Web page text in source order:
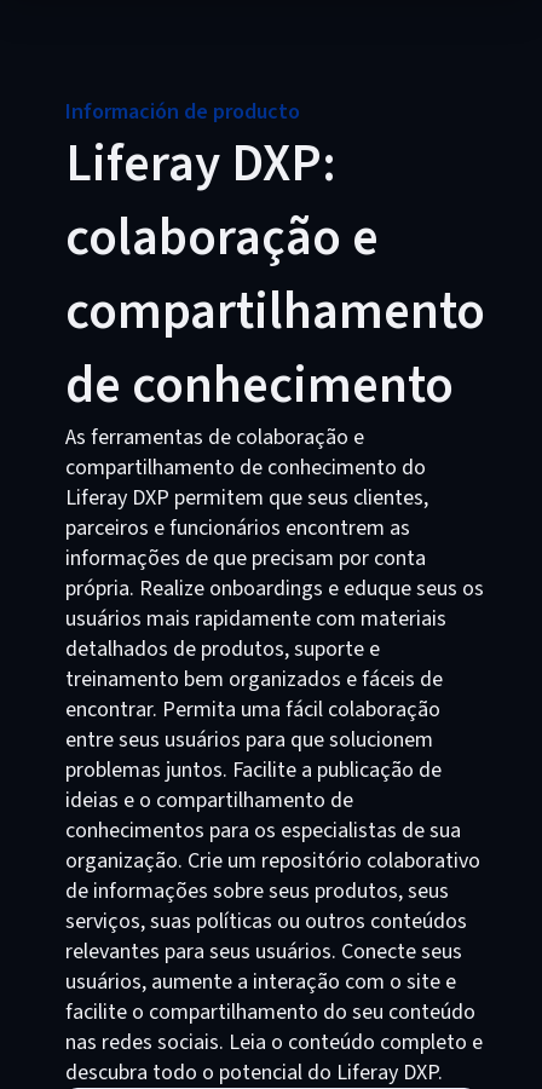
Información de producto
Liferay DXP:
colaboração e
compartilhamento
de conhecimento
As ferramentas de colaboração e
compartilhamento de conhecimento do
Liferay DXP permitem que seus clientes,
parceiros e funcionários encontrem as
informações de que precisam por conta
própria. Realize onboardings e eduque seus os
usuários mais rapidamente com materiais
detalhados de produtos, suporte e
treinamento bem organizados e fáceis de
encontrar. Permita uma fácil colaboração
entre seus usuários para que solucionem
problemas juntos. Facilite a publicação de
ideias e o compartilhamento de
conhecimentos para os especialistas de sua
organização. Crie um repositório colaborativo
de informações sobre seus produtos, seus
serviços, suas políticas ou outros conteúdos
relevantes para seus usuários. Conecte seus
usuários, aumente a interação com o site e
facilite o compartilhamento do seu conteúdo
nas redes sociais. Leia o conteúdo completo e
descubra todo o potencial do Liferay DXP.